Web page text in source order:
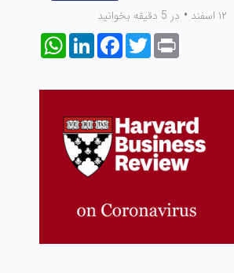
۱۲ اسفند • در 5 دقیقه بخوانید
WhatsAppLinkedInFacebookTwitterPrint